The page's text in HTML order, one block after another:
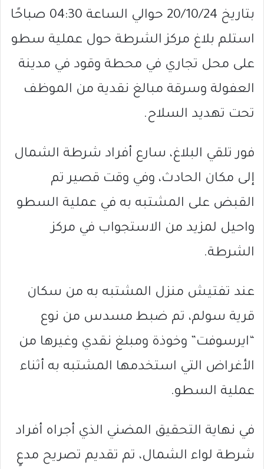
بتاريخ 20/10/24 حوالي الساعة 04:30 صباحًا
استلم بلاغ مركز الشرطة حول عملية سطو
على محل تجاري في محطة وقود في مدينة
العفولة وسرقة مبالغ نقدية من الموظف
تحت تهديد السلاح.
فور تلقي البلاغ، سارع أفراد شرطة الشمال
إلى مكان الحادث، وفي وقت قصير تم
القبض على المشتبه به في عملية السطو
واحيل لمزيد من الاستجواب في مركز
الشرطة.
عند تفتيش منزل المشتبه به من سكان
قرية سولم، تم ضبط مسدس من نوع
“ايرسوفت” وخوذة ومبلغ نقدي وغيرها من
الأغراض التي استخدمها المشتبه به أثناء
عملية السطو.
في نهاية التحقيق المضني الذي أجراه أفراد
شرطة لواء الشمال، تم تقديم تصريح مدعٍ